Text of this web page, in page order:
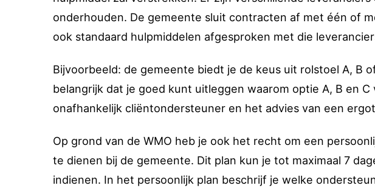
onderhouden. De gemeente sluit contracten af met één of
ook standaard hulpmiddelen afgesproken met die
Bijvoorbeeld: de gemeente biedt je de keus uit rolstoel A, B
belangrijk dat je goed kunt uitleggen waarom optie A, B en
onafhankelijk cliëntondersteuner en het advies van een
Op grond van de WMO heb je ook het recht om een
te dienen bij de gemeente. Dit plan kun je tot maximaal 7
indienen. In het persoonlijk plan beschrijf je welke